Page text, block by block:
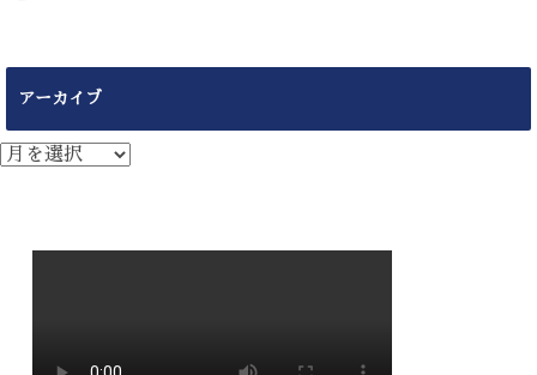
アーカイブ
ア
ー